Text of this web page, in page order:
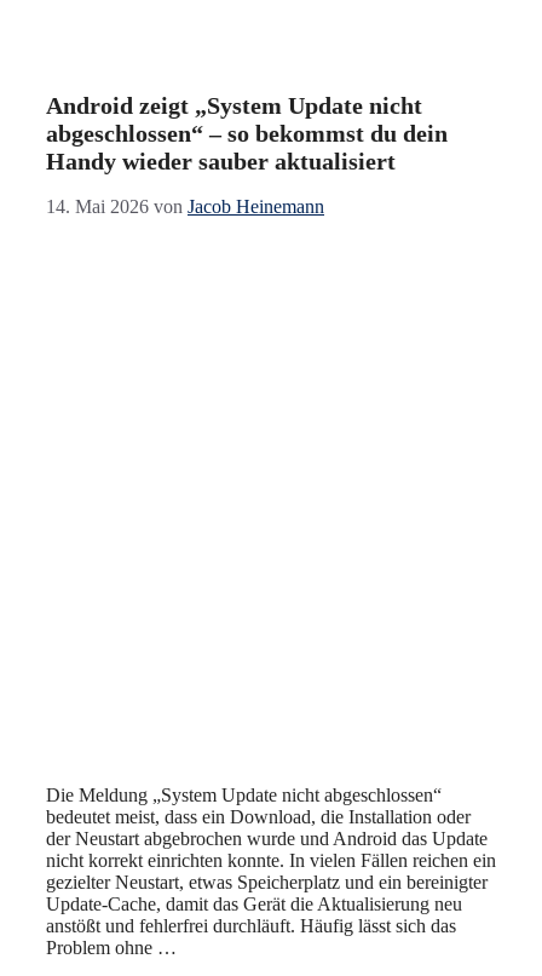
Android zeigt „System Update nicht
abgeschlossen“ – so bekommst du dein
Handy wieder sauber aktualisiert
14. Mai 2026 von Jacob Heinemann
Die Meldung „System Update nicht abgeschlossen“
bedeutet meist, dass ein Download, die Installation oder
der Neustart abgebrochen wurde und Android das Update
nicht korrekt einrichten konnte. In vielen Fällen reichen ein
gezielter Neustart, etwas Speicherplatz und ein bereinigter
Update-Cache, damit das Gerät die Aktualisierung neu
anstößt und fehlerfrei durchläuft. Häufig lässt sich das
Problem ohne …